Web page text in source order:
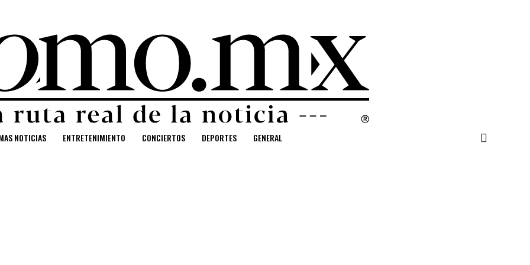
NOTICIAS ENTRETENIMIENTO CONCIERTOS DEPORTES GENERAL